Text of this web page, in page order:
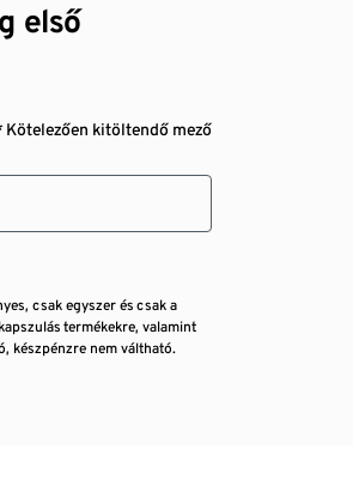
első
Kötelezően kitöltendő mező
csak egyszer és csak a
termékekre, valamint
készpénzre nem váltható.